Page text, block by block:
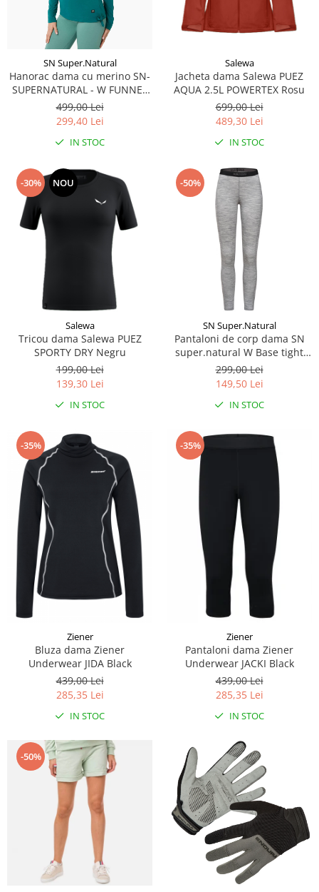
SN Super.Natural
Hanorac dama cu merino SN-
SUPERNATURAL - W FUNNEL
HOODIE Pacific
499,00 Lei
299,40 Lei
IN STOC
Salewa
Jacheta dama Salewa PUEZ
AQUA 2.5L POWERTEX Rosu
699,00 Lei
489,30 Lei
IN STOC
-30% NOU
Salewa
Tricou dama Salewa PUEZ
SPORTY DRY Negru
199,00 Lei
139,30 Lei
IN STOC
-50%
SN Super.Natural
Pantaloni de corp dama SN
super.natural W Base tight
175 Ash melange
299,00 Lei
149,50 Lei
IN STOC
-35%
Ziener
Bluza dama Ziener
Underwear JIDA Black
439,00 Lei
285,35 Lei
IN STOC
-35%
Ziener
Pantaloni dama Ziener
Underwear JACKI Black
439,00 Lei
285,35 Lei
IN STOC
-50%